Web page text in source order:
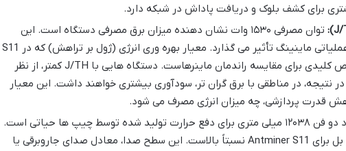
برای کشف بلوک و دریافت پاداش در شبکه دارد.
توان مصرفی ۱۵۳۰ وات نشان دهنده میزان برق مصرفی دستگاه است. این
فاکتور مستقیماً بر هزینه های عملیاتی ماینینگ تأثیر می گذارد. معیار بهره وری انرژی (ژول بر تراهش) که در S11
برابر ۶۶.۵ J/TH است، یک شاخص کلیدی برای مقایسه راندمان ماینرهاست. دستگاه هایی با J/TH کمتر، از نظر
نتیجه، در مناطقی با برق گران تر، سودآوری بیشتری خواهند داشت. این معیار
قدرت پردازشی، چه میزان انرژی مصرف می شود.
وجود دو فن ۱۲۰۳۸ میلی متری برای دفع حرارت تولید شده توسط چیپ ها حیاتی است.
با این حال، میزان نویز ۷۶ دسی بل برای Antminer S11 نسبتاً بالاست. این سطح صدا، معادل صدای جاروبرقی یا